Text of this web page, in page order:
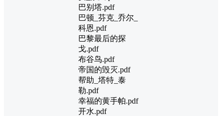
巴别塔.pdf
巴顿_芬克_乔尔_
科恩.pdf
巴黎最后的探
戈.pdf
布谷鸟.pdf
帝国的毁灭.pdf
帮助_塔特_泰
勒.pdf
幸福的黄手帕.pdf
开水.pdf